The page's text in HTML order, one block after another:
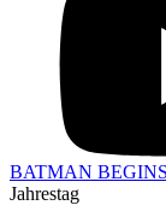
BATMAN BEGINS
Jahrestag